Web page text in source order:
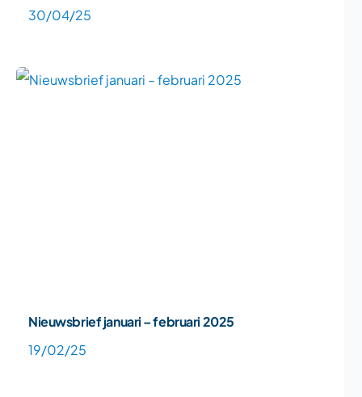
30/04/25
Nieuwsbrief januari – februari 2025
19/02/25